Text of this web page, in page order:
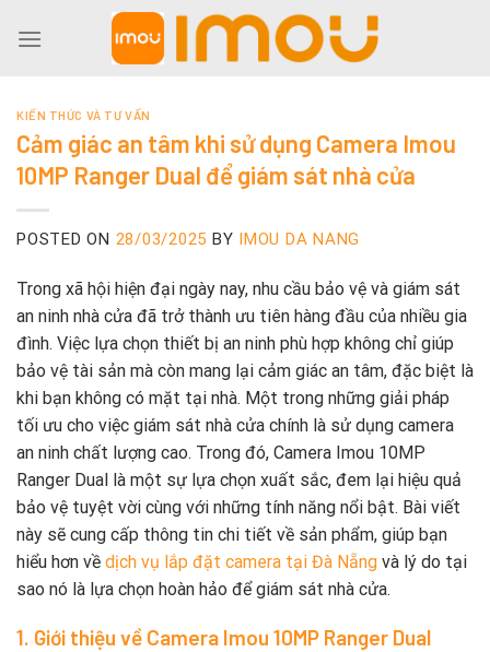
KIẾN THỨC VÀ TƯ VẤN
Cảm giác an tâm khi sử dụng Camera Imou
10MP Ranger Dual để giám sát nhà cửa
POSTED ON 28/03/2025 BY IMOU DA NANG
Trong xã hội hiện đại ngày nay, nhu cầu bảo vệ và giám sát
an ninh nhà cửa đã trở thành ưu tiên hàng đầu của nhiều gia
đình. Việc lựa chọn thiết bị an ninh phù hợp không chỉ giúp
bảo vệ tài sản mà còn mang lại cảm giác an tâm, đặc biệt là
khi bạn không có mặt tại nhà. Một trong những giải pháp
tối ưu cho việc giám sát nhà cửa chính là sử dụng camera
an ninh chất lượng cao. Trong đó, Camera Imou 10MP
Ranger Dual là một sự lựa chọn xuất sắc, đem lại hiệu quả
bảo vệ tuyệt vời cùng với những tính năng nổi bật. Bài viết
này sẽ cung cấp thông tin chi tiết về sản phẩm, giúp bạn
hiểu hơn về dịch vụ lắp đặt camera tại Đà Nẵng và lý do tại
sao nó là lựa chọn hoàn hảo để giám sát nhà cửa.
1. Giới thiệu về Camera Imou 10MP Ranger Dual